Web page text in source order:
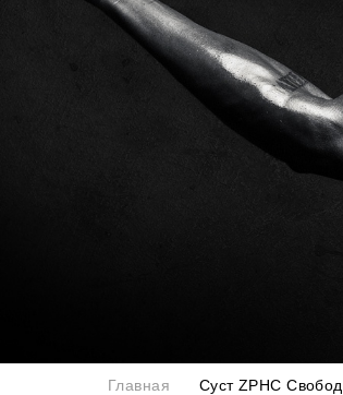
Главная Суст ZPHC